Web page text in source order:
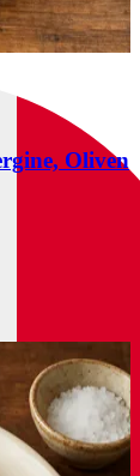
Oliven